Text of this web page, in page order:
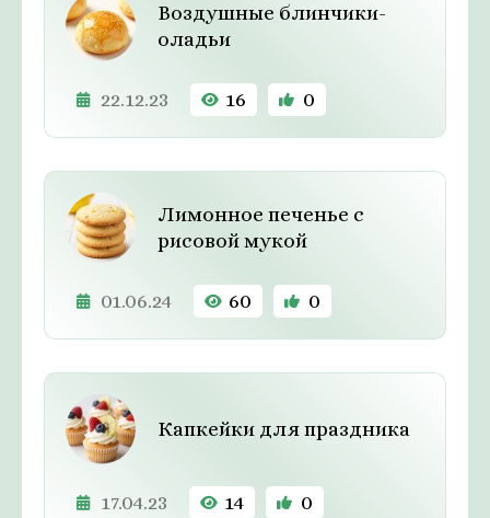
Воздушные блинчики-
оладьи
22.12.23 16 0
Лимонное печенье с
рисовой мукой
01.06.24 60 0
Капкейки для праздника
17.04.23 14 0